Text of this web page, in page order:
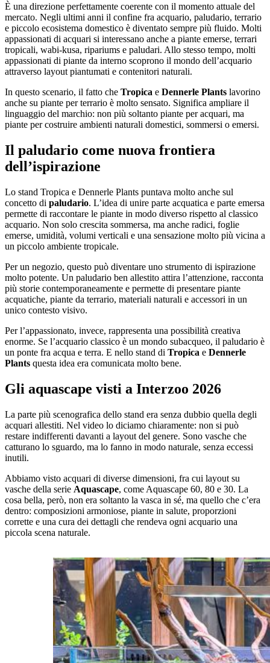
È una direzione perfettamente coerente con il momento attuale del
mercato. Negli ultimi anni il confine fra acquario, paludario, terrario
e piccolo ecosistema domestico è diventato sempre più fluido. Molti
appassionati di acquari si interessano anche a piante emerse, terrari
tropicali, wabi-kusa, ripariums e paludari. Allo stesso tempo, molti
appassionati di piante da interno scoprono il mondo dell’acquario
attraverso layout piantumati e contenitori naturali.
In questo scenario, il fatto che Tropica e Dennerle Plants lavorino
anche su piante per terrario è molto sensato. Significa ampliare il
linguaggio del marchio: non più soltanto piante per acquari, ma
piante per costruire ambienti naturali domestici, sommersi o emersi.
Il paludario come nuova frontiera
dell’ispirazione
Lo stand Tropica e Dennerle Plants puntava molto anche sul
concetto di paludario. L’idea di unire parte acquatica e parte emersa
permette di raccontare le piante in modo diverso rispetto al classico
acquario. Non solo crescita sommersa, ma anche radici, foglie
emerse, umidità, volumi verticali e una sensazione molto più vicina a
un piccolo ambiente tropicale.
Per un negozio, questo può diventare uno strumento di ispirazione
molto potente. Un paludario ben allestito attira l’attenzione, racconta
più storie contemporaneamente e permette di presentare piante
acquatiche, piante da terrario, materiali naturali e accessori in un
unico contesto visivo.
Per l’appassionato, invece, rappresenta una possibilità creativa
enorme. Se l’acquario classico è un mondo subacqueo, il paludario è
un ponte fra acqua e terra. E nello stand di Tropica e Dennerle
Plants questa idea era comunicata molto bene.
Gli aquascape visti a Interzoo 2026
La parte più scenografica dello stand era senza dubbio quella degli
acquari allestiti. Nel video lo diciamo chiaramente: non si può
restare indifferenti davanti a layout del genere. Sono vasche che
catturano lo sguardo, ma lo fanno in modo naturale, senza eccessi
inutili.
Abbiamo visto acquari di diverse dimensioni, fra cui layout su
vasche della serie Aquascape, come Aquascape 60, 80 e 30. La
cosa bella, però, non era soltanto la vasca in sé, ma quello che c’era
dentro: composizioni armoniose, piante in salute, proporzioni
corrette e una cura dei dettagli che rendeva ogni acquario una
piccola scena naturale.